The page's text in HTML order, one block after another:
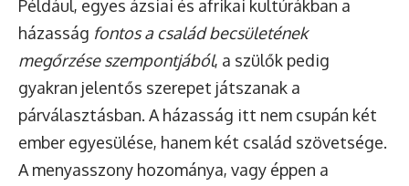
Például, egyes ázsiai és afrikai kultúrákban a
házasság fontos a család becsületének
megőrzése szempontjából, a szülők pedig
gyakran jelentős szerepet játszanak a
párválasztásban. A házasság itt nem csupán két
ember egyesülése, hanem két család szövetsége.
A menyasszony hozománya, vagy éppen a